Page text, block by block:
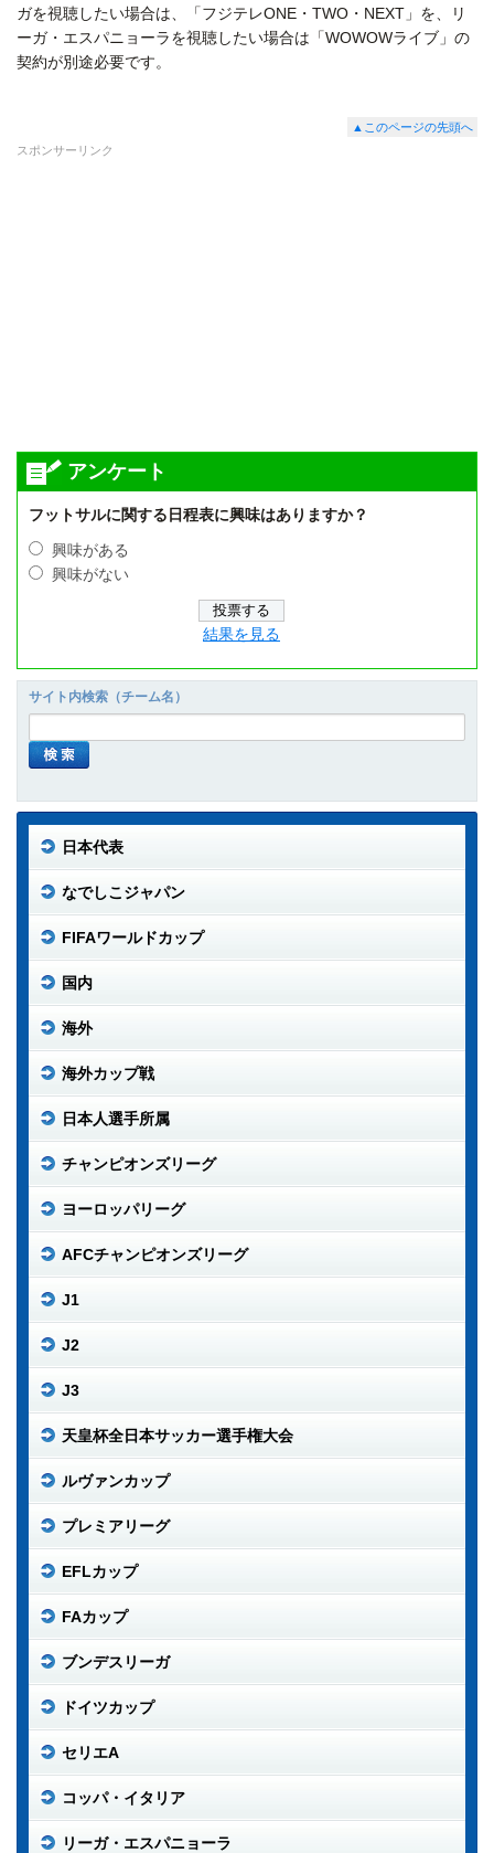
ガを視聴したい場合は、「フジテレONE・TWO・NEXT」を、リ
ーガ・エスパニョーラを視聴したい場合は「WOWOWライブ」の
契約が別途必要です。
▲このページの先頭へ
スポンサーリンク
アンケート
フットサルに関する日程表に興味はありますか？
興味がある
興味がない
結果を見る
サイト内検索（チーム名）
日本代表
なでしこジャパン
FIFAワールドカップ
国内
海外
海外カップ戦
日本人選手所属
チャンピオンズリーグ
ヨーロッパリーグ
AFCチャンピオンズリーグ
J1
J2
J3
天皇杯全日本サッカー選手権大会
ルヴァンカップ
プレミアリーグ
EFLカップ
FAカップ
ブンデスリーガ
ドイツカップ
セリエA
コッパ・イタリア
リーガ・エスパニョーラ